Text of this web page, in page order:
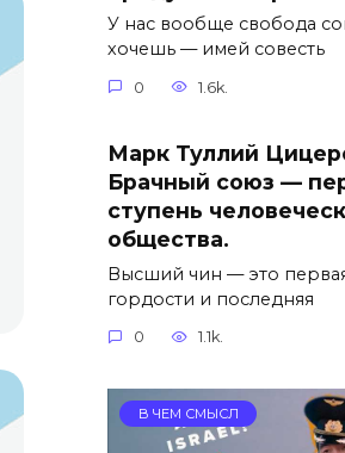
У нас вообще свобода
хочешь — имей совесть
0 1.6k.
Марк Туллий
Брачный союз —
ступень
общества.
Высший чин — это
гордости и последняя
0 1.1k.
В ЧЕМ СМЫСЛ